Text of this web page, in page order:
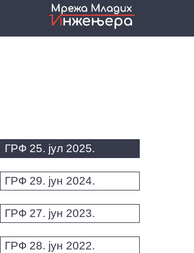
ГРФ 25. јул 2025.
ГРФ 29. јун 2024.
ГРФ 27. јун 2023.
ГРФ 28. јун 2022.